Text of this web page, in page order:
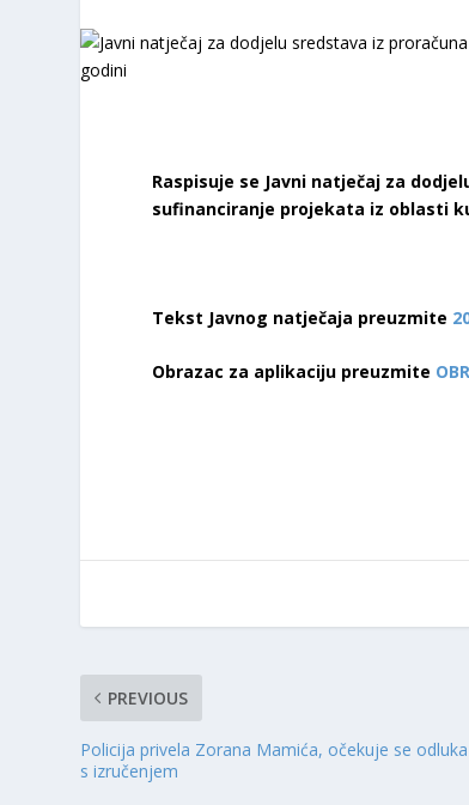
Raspisuje se Javni natječaj za
sufinanciranje projekata iz oblasti
Tekst Javnog natječaja preuzmite
Obrazac za aplikaciju preuzmite
PREVIOUS
Policija privela Zorana Mamića, očekuje se
s izručenjem